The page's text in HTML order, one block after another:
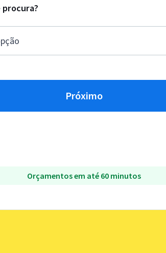
Próximo
Orçamentos em até 60 minutos